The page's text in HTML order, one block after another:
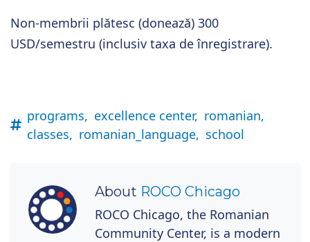
Non-membrii plătesc (donează) 300
USD/semestru (inclusiv taxa de înregistrare).
programs, excellence center, romanian,
classes, romanian_language, school
About ROCO Chicago
ROCO Chicago, the Romanian
Community Center, is a modern